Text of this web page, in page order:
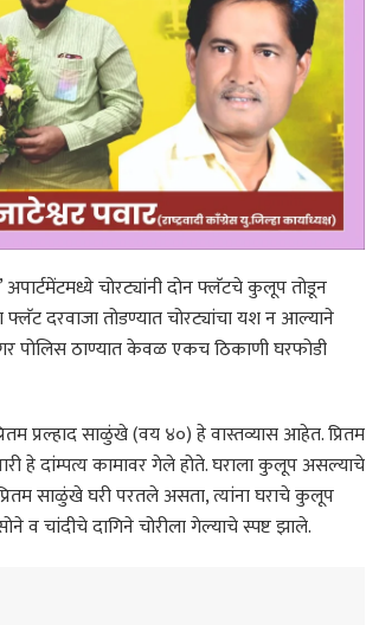
अपार्टमेंटमध्ये चोरट्यांनी दोन फ्लॅटचे कुलूप तोडून
दरवाजा तोडण्यात चोरट्यांचा यश न आल्याने
पोलिस ठाण्यात केवळ एकच ठिकाणी घरफोडी
प्रल्हाद साळुंखे (वय ४०) हे वास्तव्यास आहेत. प्रितम
हे दांम्पत्य कामावर गेले होते. घराला कुलूप असल्याचे
साळुंखे घरी परतले असता, त्यांना घराचे कुलूप
चांदीचे दागिने चोरीला गेल्याचे स्पष्ट झाले.